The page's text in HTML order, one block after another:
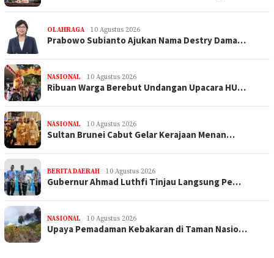
OLAHRAGA 10 Agustus 2026
Prabowo Subianto Ajukan Nama Destry Dama…
NASIONAL 10 Agustus 2026
Ribuan Warga Berebut Undangan Upacara HU…
NASIONAL 10 Agustus 2026
Sultan Brunei Cabut Gelar Kerajaan Menan…
BERITA DAERAH 10 Agustus 2026
Gubernur Ahmad Luthfi Tinjau Langsung Pe…
NASIONAL 10 Agustus 2026
Upaya Pemadaman Kebakaran di Taman Nasio…